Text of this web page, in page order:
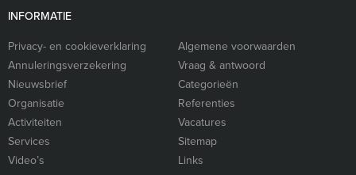
INFORMATIE
Privacy- en cookieverklaring
Algemene voorwaarden
Annuleringsverzekering
Vraag & antwoord
Nieuwsbrief
Categorieën
Organisatie
Referenties
Activiteiten
Vacatures
Services
Sitemap
Video’s
Links